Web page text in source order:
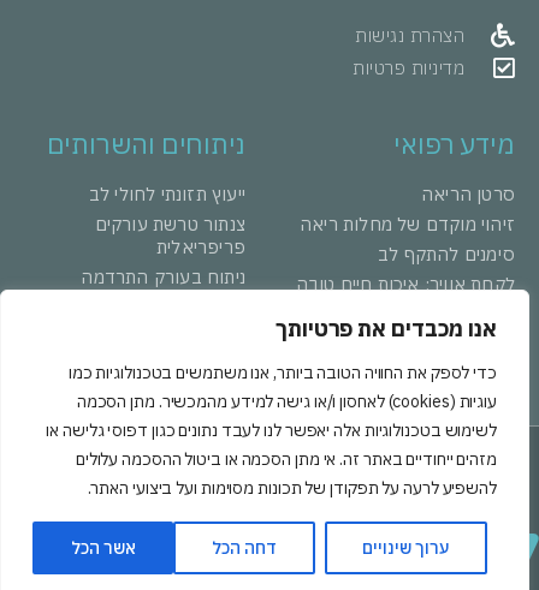
אנו מכבדים את פרטיותך
כדי לספק את החוויה הטובה ביותר, אנו משתמשים בטכנולוגיות כמו
עוגיות (cookies) לאחסון ו/או גישה למידע מהמכשיר. מתן הסכמה
לשימוש בטכנולוגיות אלה יאפשר לנו לעבד נתונים כגון דפוסי גלישה או
מזהים ייחודיים באתר זה. אי מתן הסכמה או ביטול ההסכמה עלולים
להשפיע לרעה על תפקודן של תכונות מסוימות ועל ביצועי האתר.
ערוך שינויים דחה הכל אשר הכל
ניתוחים והשרותים
ייעוץ תזונתי לחולי לב
צנתור טרשת עורקים
פריפריאלית
ניתוח בעורק התרדמה
ניתוח לטיפול בהזעת יתר של
מידע רפואי
סרטן הריאה
זיהוי מוקדם של מחלות ריאה
סימנים להתקף לב
לקחת אוויר: איכות חיים טובה
רפואה מותאמת אישית
למטופלים עם סרטן ריאה
הנזק שגורמת הקורונה ללב
הצהרת נגישות
מדיניות פרטיות
© 2024 All rights reserved
Powered & Designed by Medical Online
השאר פרטים חייג עכשיו